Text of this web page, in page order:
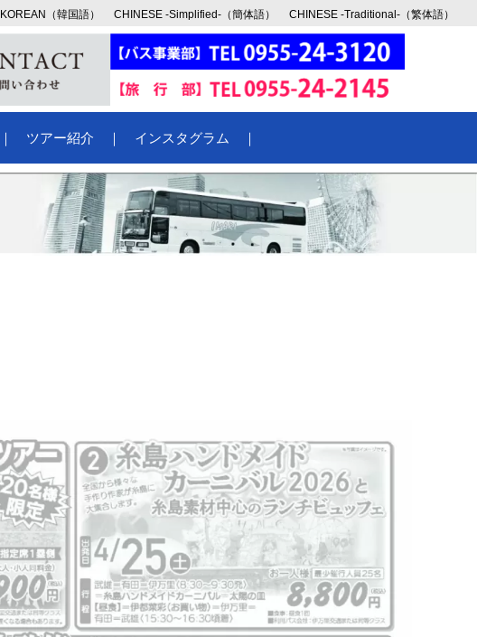
KOREAN（韓国語） CHINESE -Simplified-（簡体語） CHINESE -Traditional-（繁体語）
｜ ツアー紹介 ｜ インスタグラム ｜